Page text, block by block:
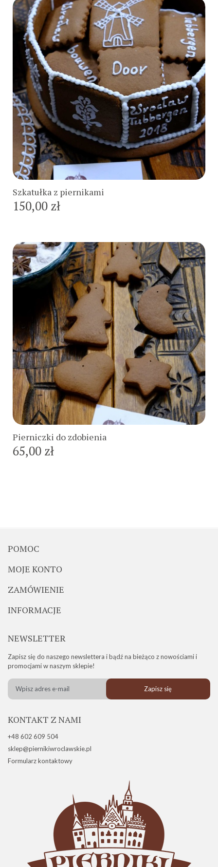
Szkatułka z piernikami
150,00 zł
Do koszyka
Pierniczki do zdobienia
65,00 zł
Do koszyka
POMOC
MOJE KONTO
ZAMÓWIENIE
INFORMACJE
NEWSLETTER
Zapisz się do naszego newslettera i bądź na bieżąco z nowościami i
promocjami w naszym sklepie!
Zapisz się
KONTAKT Z NAMI
+48 602 609 504
sklep@piernikiwroclawskie.pl
Formularz kontaktowy